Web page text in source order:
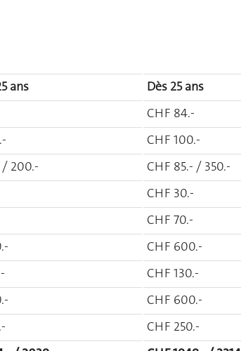
ans
Dès 25 ans
CHF 84.-
CHF 100.-
/ 200.-
CHF 85.- / 350.-
CHF 30.-
CHF 70.-
CHF 600.-
CHF 130.-
CHF 600.-
CHF 250.-